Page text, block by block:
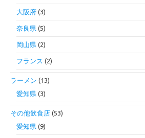
大阪府 (3)
奈良県 (5)
岡山県 (2)
フランス (2)
ラーメン (13)
愛知県 (3)
その他飲食店 (53)
愛知県 (9)